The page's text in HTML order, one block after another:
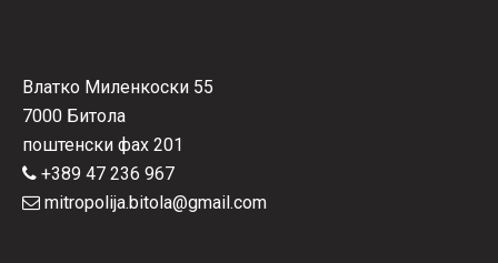
Влатко Миленкоски 55
7000 Битола
поштенски фах 201
+389 47 236 967
mitropolija.bitola@gmail.com